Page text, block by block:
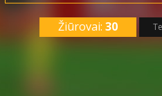
Žiūrovai: 30